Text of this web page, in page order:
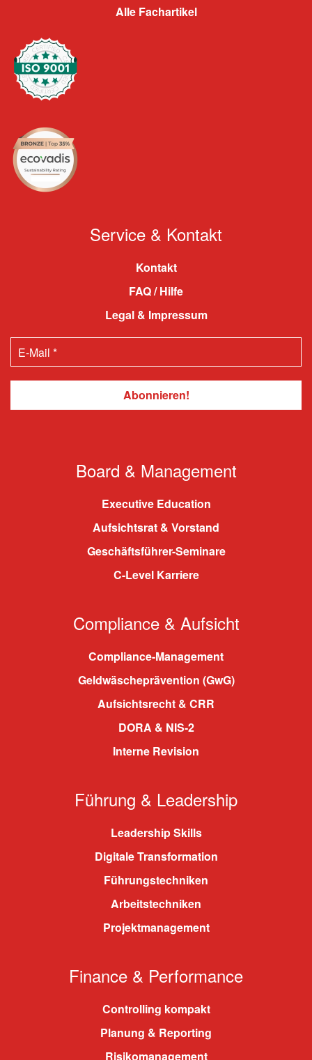
Alle Fachartikel
Service & Kontakt
Kontakt
FAQ / Hilfe
Legal & Impressum
Board & Management
Executive Education
Aufsichtsrat & Vorstand
Geschäftsführer-Seminare
C-Level Karriere
Compliance & Aufsicht
Compliance-Management
Geldwäscheprävention (GwG)
Aufsichtsrecht & CRR
DORA & NIS-2
Interne Revision
Führung & Leadership
Leadership Skills
Digitale Transformation
Führungstechniken
Arbeitstechniken
Projektmanagement
Finance & Performance
Controlling kompakt
Planung & Reporting
Risikomanagement